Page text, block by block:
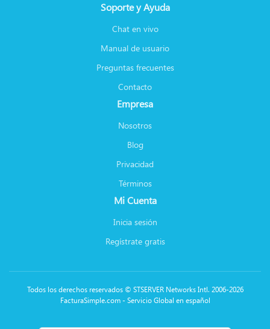
Soporte y Ayuda
Chat en vivo
Manual de usuario
Preguntas frecuentes
Contacto
Empresa
Nosotros
Blog
Privacidad
Términos
Mi Cuenta
Inicia sesión
Regístrate gratis
Todos los derechos reservados © STSERVER Networks Intl. 2006-2026
FacturaSimple.com - Servicio Global en español